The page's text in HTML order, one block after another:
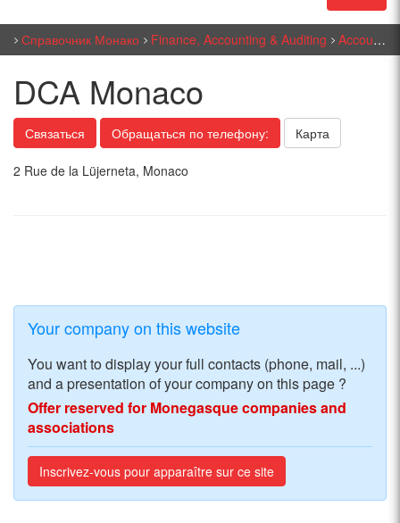
Справочник Монако Finance, Accounting & Auditing Accounting - Management
DCA Monaco
Связаться Обращаться по телефону: Карта
2 Rue de la Lüjerneta, Monaco
Your company on this website
You want to display your full contacts (phone, mail, ...)
and a presentation of your company on this page ?
Offer reserved for Monegasque companies and
associations
Inscrivez-vous pour apparaître sur ce site